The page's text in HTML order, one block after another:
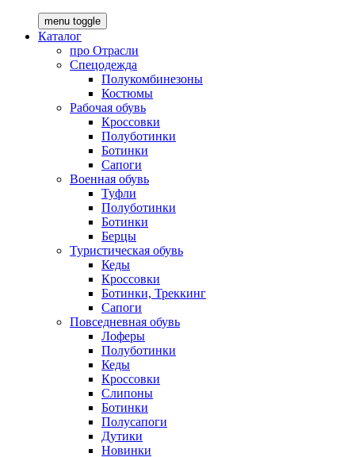
menu toggle
Каталог
про Отрасли
Спецодежда
Полукомбинезоны
Костюмы
Рабочая обувь
Кроссовки
Полуботинки
Ботинки
Сапоги
Военная обувь
Туфли
Полуботинки
Ботинки
Берцы
Туристическая обувь
Кеды
Кроссовки
Ботинки, Треккинг
Сапоги
Повседневная обувь
Лоферы
Полуботинки
Кеды
Кроссовки
Слипоны
Ботинки
Полусапоги
Дутики
Новинки